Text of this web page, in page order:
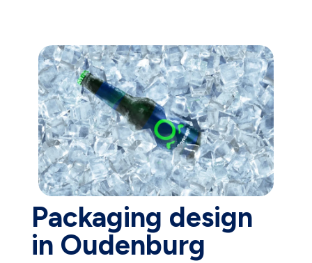
Packaging design
in Oudenburg